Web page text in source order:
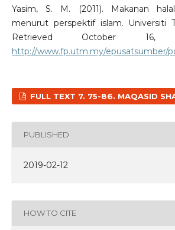
Yasim, S. M. (2011). Makanan
menurut perspektif islam. Universiti
Retrieved October
http://www.fp.utm.my/epusatsumber/
FULL TEXT 7. 75-86. MAQASID
PUBLISHED
2019-02-12
HOW TO CITE